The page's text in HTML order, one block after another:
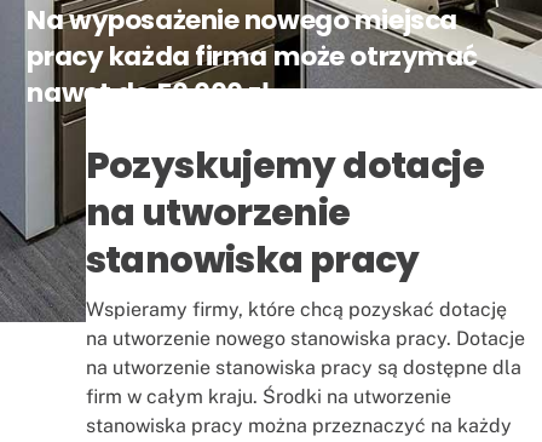
Na wyposażenie nowego miejsca
pracy każda firma może otrzymać
nawet do 50 000 zł.
Pozyskujemy dotacje
na utworzenie
stanowiska pracy
Wspieramy firmy, które chcą pozyskać dotację
na utworzenie nowego stanowiska pracy. Dotacje
na utworzenie stanowiska pracy są dostępne dla
firm w całym kraju. Środki na utworzenie
stanowiska pracy można przeznaczyć na każdy